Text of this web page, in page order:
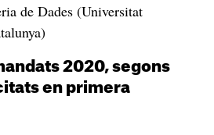
de Dades (Universitat
2020, segons
en primera